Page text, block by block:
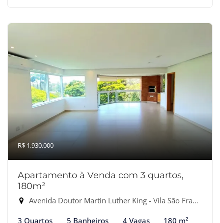
R$ 1.930.000
Apartamento à Venda com 3 quartos,
180m²
Avenida Doutor Martin Luther King - Vila São Francisco, Osasco-SP
3 Quartos 5 Banheiros 4 Vagas 180 m²